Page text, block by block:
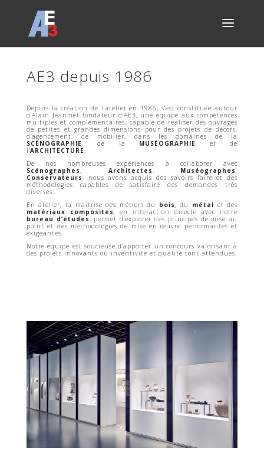
AE3 depuis 1986
Depuis la création de l’atelier en 1986, s’est constituée autour
d’Alain Jeanmet fondateur d’AE3, une équipe aux compétences
multiples et complémentaires, capable de réaliser des ouvrages
de petites et grandes dimensions pour des projets de décors,
d’agencement, de mobilier, dans les domaines de la
SCÉNOGRAPHIE, de la MUSÉOGRAPHIE et de
l’ARCHITECTURE.
De nos nombreuses expériences à collaborer avec
Scénographes, Architectes, Muséographes,
Conservateurs, nous avons acquis des savoirs faire et des
méthodologies capables de satisfaire des demandes très
diverses.
En atelier, la maitrise des métiers du bois, du métal et des
matériaux composites, en interaction directe avec notre
bureau d’études, permet d’explorer des principes de mise au
point et des méthodologies de mise en œuvre performantes et
exigeantes.
Notre équipe est soucieuse d’apporter un concours valorisant à
des projets innovants où inventivité et qualité sont attendues.